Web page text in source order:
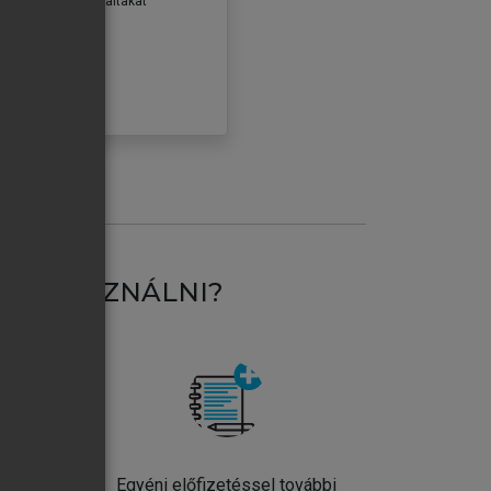
HASZNÁLNI?
Egyéni előfizetéssel további